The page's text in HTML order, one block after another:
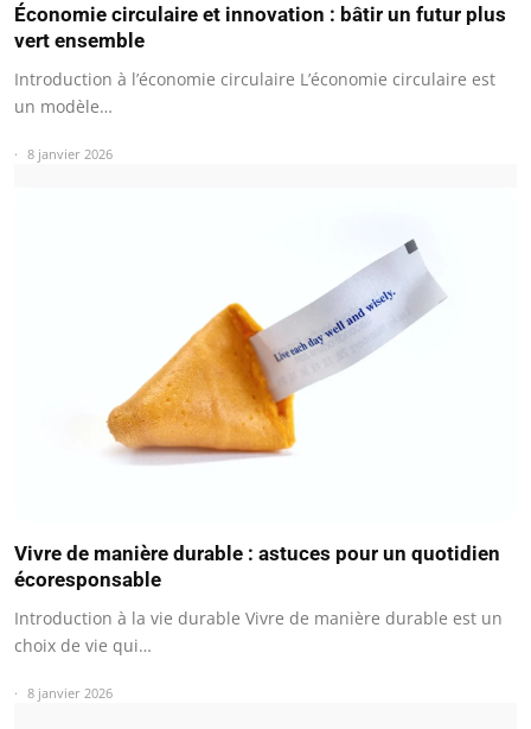
Économie circulaire et innovation : bâtir un futur plus
vert ensemble
Introduction à l’économie circulaire L’économie circulaire est
un modèle…
8 janvier 2026
Vivre de manière durable : astuces pour un quotidien
écoresponsable
Introduction à la vie durable Vivre de manière durable est un
choix de vie qui…
8 janvier 2026